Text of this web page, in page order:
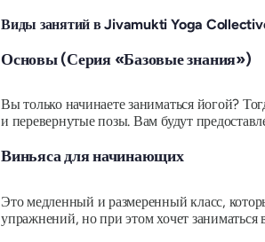
Виды занятий в Jivamukti Yoga
Основы (Серия «Базовые знания»)
Вы только начинаете заниматься йогой?
и перевернутые позы. Вам будут
Виньяса для начинающих
Это медленный и размеренный класс,
упражнений, но при этом хочет